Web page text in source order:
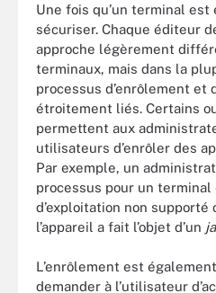
Une fois qu’un terminal est
sécuriser. Chaque éditeur
approche légèrement
terminaux, mais dans la
processus d’enrôlement et
étroitement liés. Certains
permettent aux
utilisateurs d’enrôler des
Par exemple, un
processus pour un
d’exploitation non supporté
l’appareil a fait l’objet d’un
L’enrôlement est
demander à l’utilisateur